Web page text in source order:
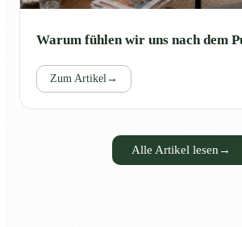
Warum fühlen wir uns nach dem
Zum Artikel→
Alle Artikel lesen →